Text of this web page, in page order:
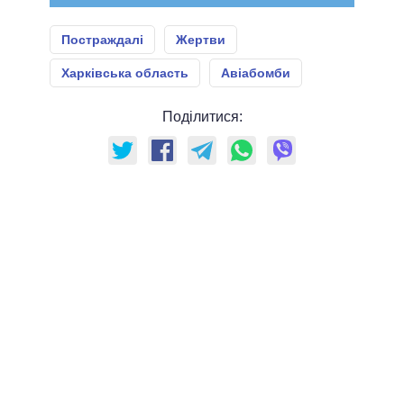
Постраждалі Жертви
Харківська область Авіабомби
Поділитися: